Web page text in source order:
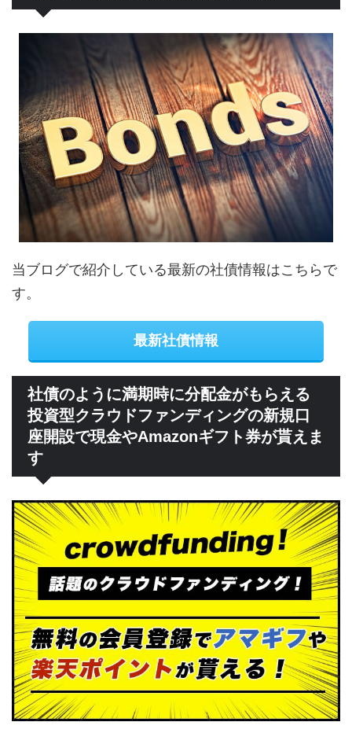
当ブログで紹介している最新の社債情報はこちらで
す。
最新社債情報
社債のように満期時に分配金がもらえる
投資型クラウドファンディングの新規口
座開設で現金やAmazonギフト券が貰えま
す